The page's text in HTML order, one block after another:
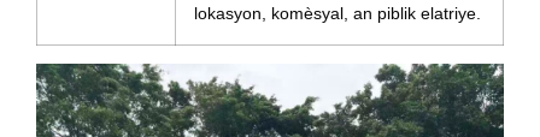
lokasyon, komèsyal, an piblik elatriye.